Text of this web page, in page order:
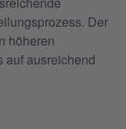
Der
höheren
auf ausreichend